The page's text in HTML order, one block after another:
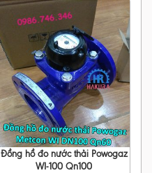
Đồng hồ đo nước thải Powogaz
WI-100 Qn100